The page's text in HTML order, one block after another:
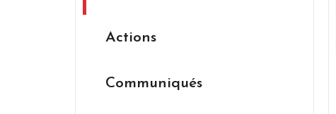
Actions
Communiqués